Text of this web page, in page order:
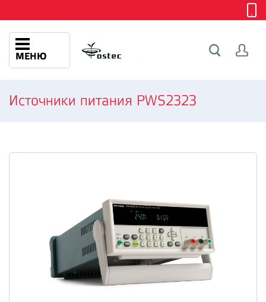
МЕНЮ
Источники питания PWS2323